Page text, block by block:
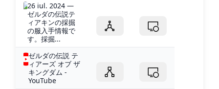
26 iul. 2024 —
ゼルダの伝説テ
ィアキンの採掘
の服入手情報で
す。採掘...
ゼルダの伝説 テ
ィアーズ オブ ザ
キングダム -
YouTube